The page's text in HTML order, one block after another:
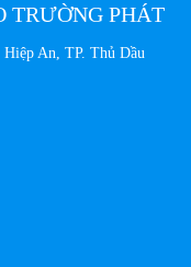
TRƯỜNG PHÁT
An, TP. Thủ Dầu